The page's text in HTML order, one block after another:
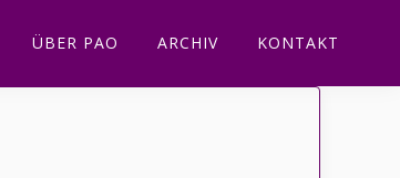
ÜBER PAO ARCHIV KONTAKT